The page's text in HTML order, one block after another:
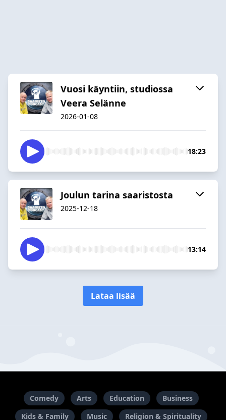
Vuosi käyntiin, studiossa
Veera Selänne
2026-01-08
18:23
Joulun tarina saaristosta
2025-12-18
13:14
Lataa lisää
Comedy Arts Education
Business
Kids & Family
Music Religion & Spirituality